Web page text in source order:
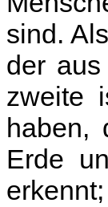
sind.
der
zweite
haben,
Erde
erkennt;